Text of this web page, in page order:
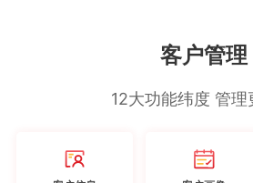
客户管理
12大功能纬度 管理